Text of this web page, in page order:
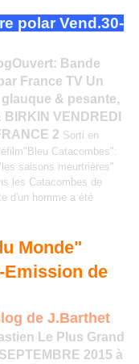
polar Vend.30-
Bande
France TV Un
& pesante,
VENDREDI
2 Sorti en
Catacombes":
saisons meurtrières"
les Catacombes de
d'un homme a été
Monde"
Emission de
de J.Barthet
Le Plus Grand
2015 à